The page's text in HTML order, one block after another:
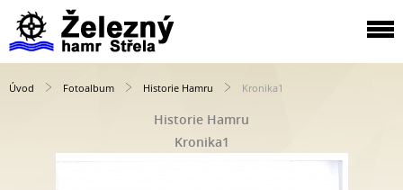
Úvod Fotoalbum Historie Hamru Kronika1
Historie Hamru
Kronika1